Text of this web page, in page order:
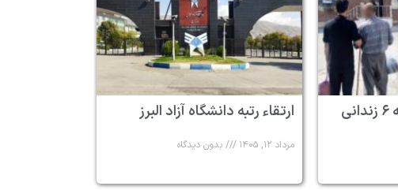
هدیه خیرین البرزی به ۶ زندانی ارتقاء رتبه دانشگاه آزاد البرز
مرداد ۱۲, ۱۴۰۵ بدون دیدگاه